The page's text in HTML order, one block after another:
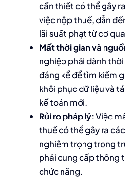
cần thiết có thể gây
việc nộp thuế, dẫn
lãi suất phạt từ cơ
Mất thời gian và
nghiệp phải dành
đáng kể để tìm kiếm
khôi phục dữ liệu và
kế toán mới.
Rủi ro pháp lý:Việc
thuế có thể gây ra
nghiêm trọng trong
phải cung cấp thông
chức năng.